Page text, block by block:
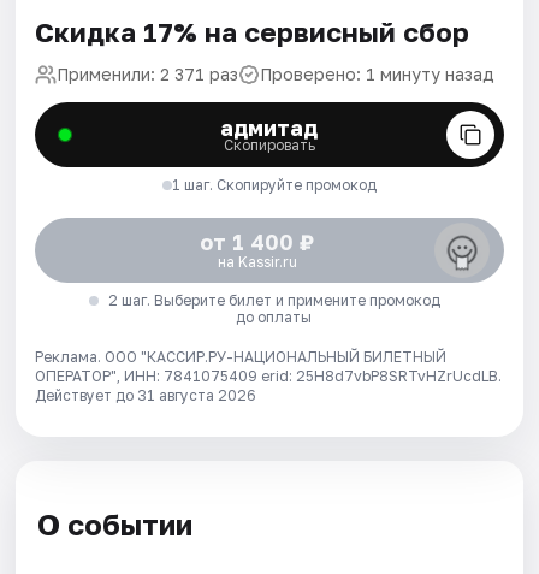
Скидка 17% на сервисный сбор
Применили: 2 371 раз Проверено: 1 минуту назад
адмитад
Скопировать
1 шаг. Скопируйте промокод
от 1 400 ₽
на Kassir.ru
2 шаг. Выберите билет и примените промокод
до оплаты
Реклама. ООО "КАССИР.РУ-НАЦИОНАЛЬНЫЙ БИЛЕТНЫЙ
ОПЕРАТОР", ИНН: 7841075409 erid: 25H8d7vbP8SRTvHZrUcdLB.
Действует до 31 августа 2026
О событии